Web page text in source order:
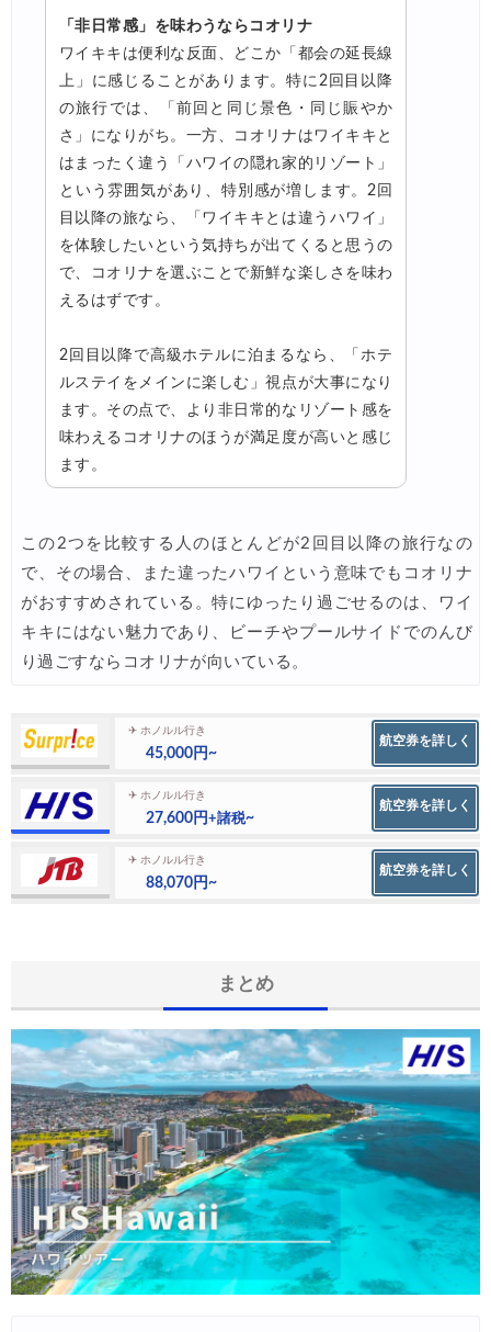
「非日常感」を味わうならコオリナ
ワイキキは便利な反面、どこか「都会の延長線
上」に感じることがあります。特に2回目以降
の旅行では、「前回と同じ景色・同じ賑やか
さ」になりがち。一方、コオリナはワイキキと
はまったく違う「ハワイの隠れ家的リゾート」
という雰囲気があり、特別感が増します。2回
目以降の旅なら、「ワイキキとは違うハワイ」
を体験したいという気持ちが出てくると思うの
で、コオリナを選ぶことで新鮮な楽しさを味わ
えるはずです。
2回目以降で高級ホテルに泊まるなら、「ホテ
ルステイをメインに楽しむ」視点が大事になり
ます。その点で、より非日常的なリゾート感を
味わえるコオリナのほうが満足度が高いと感じ
ます。
この2つを比較する人のほとんどが2回目以降の旅行なの
で、その場合、また違ったハワイという意味でもコオリナ
がおすすめされている。特にゆったり過ごせるのは、ワイ
キキにはない魅力であり、ビーチやプールサイドでのんび
り過ごすならコオリナが向いている。
✈ ホノルル行き
45,000円~
航空券を詳しく
✈ ホノルル行き
27,600円+諸税~
航空券を詳しく
✈ ホノルル行き
88,070円~
航空券を詳しく
まとめ